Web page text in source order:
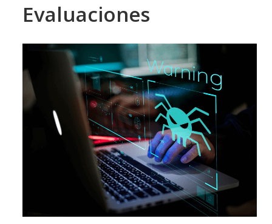
Evaluaciones